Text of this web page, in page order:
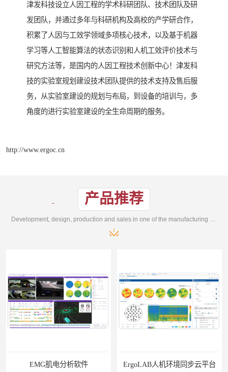
津发科技设立人因工程的学术科研团队、技术团队及研
发团队，并通过多年与科研机构及高校的产学研合作，
积累了人因与工效学领域多项核心技术，以及基于机器
学习等人工智能算法的状态识别和人机工效评价技术与
研究方法等，是国内的人因工程技术创新中心！津发科
技的实验室规划建设技术团队提供的技术支持及售后服
务，从实验室建设的规划与布局，到设备的培训与，多
角度的进行实验室建设的全生命周期的服务。
http://www.ergoc.cn
产品推荐
EMG肌电分析软件 ErgoLAB人机环境同步云平台